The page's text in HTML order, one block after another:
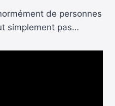
de personnes
simplement pas…